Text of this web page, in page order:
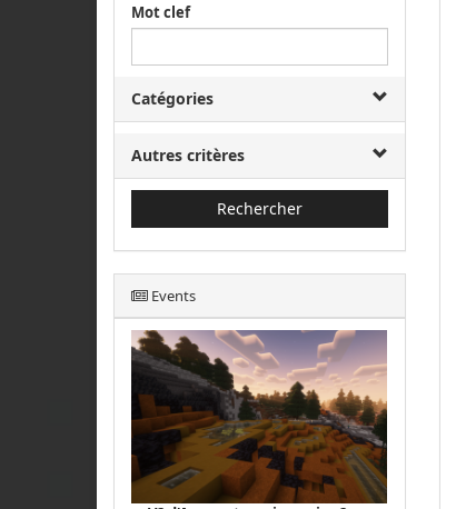
Mot clef
Catégories
Autres critères
Rechercher
Events